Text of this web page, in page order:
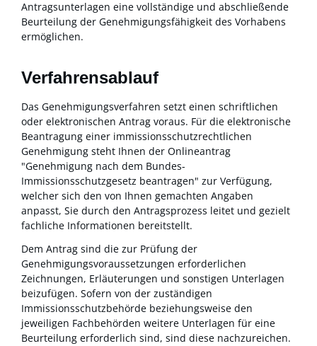
Antragsunterlagen eine vollständige und abschließende
Beurteilung der Genehmigungsfähigkeit des Vorhabens
ermöglichen.
Verfahrensablauf
Das Genehmigungsverfahren setzt einen schriftlichen
oder elektronischen Antrag voraus. Für die elektronische
Beantragung einer immissionsschutzrechtlichen
Genehmigung steht Ihnen der Onlineantrag
"Genehmigung nach dem Bundes-
Immissionsschutzgesetz beantragen" zur Verfügung,
welcher sich den von Ihnen gemachten Angaben
anpasst, Sie durch den Antragsprozess leitet und gezielt
fachliche Informationen bereitstellt.
Dem Antrag sind die zur Prüfung der
Genehmigungsvoraussetzungen erforderlichen
Zeichnungen, Erläuterungen und sonstigen Unterlagen
beizufügen. Sofern von der zuständigen
Immissionsschutzbehörde beziehungsweise den
jeweiligen Fachbehörden weitere Unterlagen für eine
Beurteilung erforderlich sind, sind diese nachzureichen.